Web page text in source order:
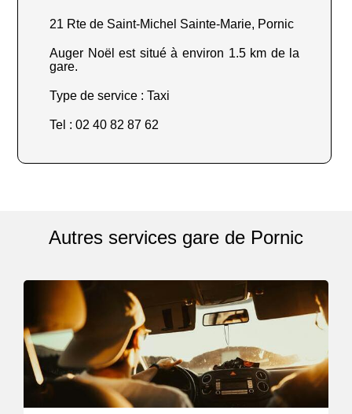
21 Rte de Saint-Michel Sainte-Marie, Pornic
Auger Noël est situé à environ 1.5 km de la
gare.
Type de service : Taxi
Tel : 02 40 82 87 62
Autres services gare de Pornic